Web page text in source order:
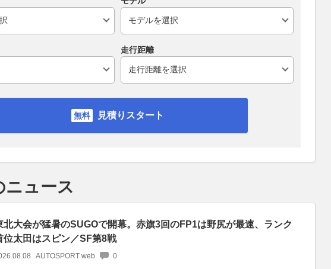
走行距離
見積りスタート
ニュース
北大会が猛暑のSUGOで開幕。赤旗3回のFP1は野尻が最速、ランク
位太田はスピン／SF第8戦
AUTOSPORT web 0